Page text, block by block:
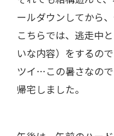
ールダウンしてから
こちらでは、逃走中
いな内容）をするの
ツイ…この暑さなの
帰宅しました。